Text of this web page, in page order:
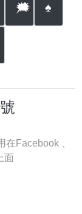
🗯 ♠️
Facebook 、
面